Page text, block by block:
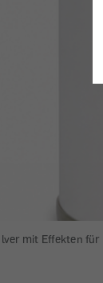
mit Effekten für